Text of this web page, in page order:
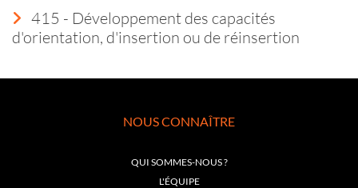
415 - Développement des capacités
d'orientation, d'insertion ou de réinsertion
NOUS CONNAÎTRE
QUI SOMMES-NOUS ?
L'ÉQUIPE